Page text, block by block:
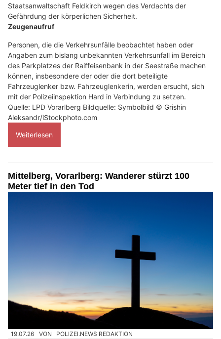
Staatsanwaltschaft Feldkirch wegen des Verdachts der
Gefährdung der körperlichen Sicherheit.
Zeugenaufruf
Personen, die die Verkehrsunfälle beobachtet haben oder
Angaben zum bislang unbekannten Verkehrsunfall im Bereich
des Parkplatzes der Raiffeisenbank in der Seestraße machen
können, insbesondere der oder die dort beteiligte
Fahrzeuglenker bzw. Fahrzeuglenkerin, werden ersucht, sich
mit der Polizeiinspektion Hard in Verbindung zu setzen.
Quelle: LPD Vorarlberg Bildquelle: Symbolbild © Grishin
Aleksandr/iStockphoto.com
Weiterlesen
Mittelberg, Vorarlberg: Wanderer stürzt 100
Meter tief in den Tod
19.07.26 VON POLIZEI.NEWS REDAKTION